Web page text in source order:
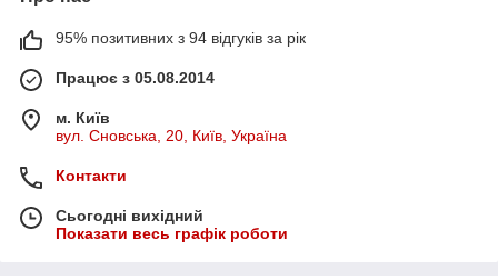
95% позитивних з 94 відгуків за рік
Працює з 05.08.2014
м. Київ
вул. Сновська, 20, Київ, Україна
Контакти
Сьогодні вихідний
Показати весь графік роботи